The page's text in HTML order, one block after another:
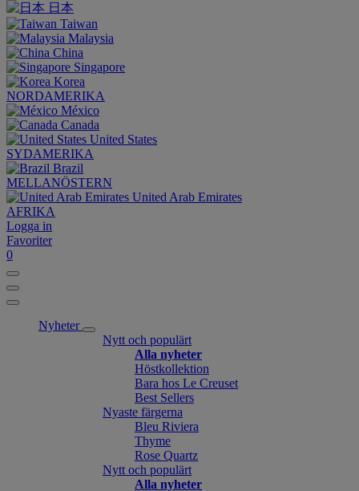
日本
Taiwan
Malaysia
China
Singapore
Korea
NORDAMERIKA
México
Canada
United States
SYDAMERIKA
Brazil
MELLANÖSTERN
United Arab Emirates
AFRIKA
Logga in
Favoriter
0
Nyheter
Nytt och populärt
Alla nyheter
Höstkollektion
Bara hos Le Creuset
Best Sellers
Nyaste färgerna
Bleu Riviera
Thyme
Rose Quartz
Nytt och populärt
Alla nyheter